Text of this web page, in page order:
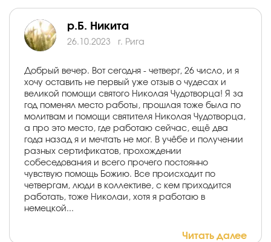
р.Б. Никита
26.10.2023 г. Рига
Добрый вечер. Вот сегодня - четверг, 26 число, и я
хочу оставить не первый уже отзыв о чудесах и
великой помощи святого Николая Чудотворца! Я за
год поменял место работы, прошлая тоже была по
молитвам и помощи святителя Николая Чудотворца,
а про это место, где работаю сейчас, ещё два
года назад я и мечтать не мог. В учёбе и получении
разных сертификатов, прохождении
собеседования и всего прочего постоянно
чувствую помощь Божию. Все происходит по
четвергам, люди в коллективе, с кем приходится
работать, тоже Николаи, хотя я работаю в
немецкой...
Читать далее